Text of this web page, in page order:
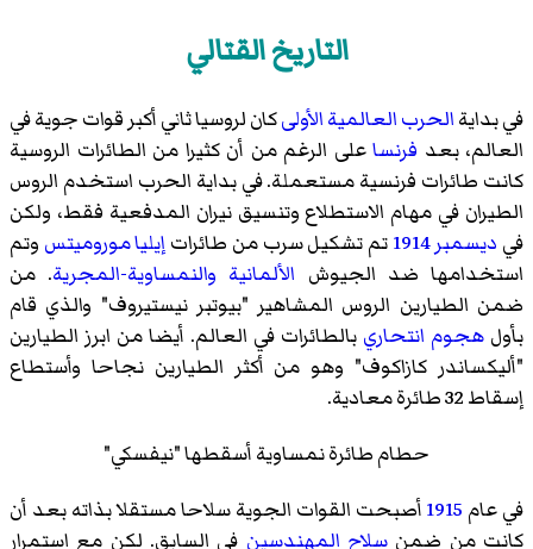
التاريخ القتالي
في بدايةالحرب العالمية الأولىكان لروسيا ثاني أكبر قوات جوية في
العالم، بعد فرنساعلى الرغم من أن كثيرا من الطائرات الروسية
كانت طائرات فرنسية مستعملة. في بداية الحرب استخدم الروس
الطيران في مهام الاستطلاع وتنسيق نيران المدفعية فقط، ولكن
في ديسمبر1914تم تشكيل سرب من طائراتإيليا موروميتس وتم
استخدامها ضد الجيوش الألمانية والنمساوية-المجرية. من
ضمن الطيارين الروس المشاهير "بيوتبر نيستيروف" والذي قام
بأول هجوم انتحاري بالطائرات في العالم. أيضا من ابرز الطيارين
"أليكساندر كازاكوف" وهو من أكثر الطيارين نجاحا وأستطاع
إسقاط 32 طائرة معادية.
حطام طائرة نمساوية أسقطها "نيفسكي"
في عام 1915أصبحت القوات الجوية سلاحا مستقلا بذاته بعد أن
كانت من ضمن سلاح المهندسين في السابق. لكن مع استمرار